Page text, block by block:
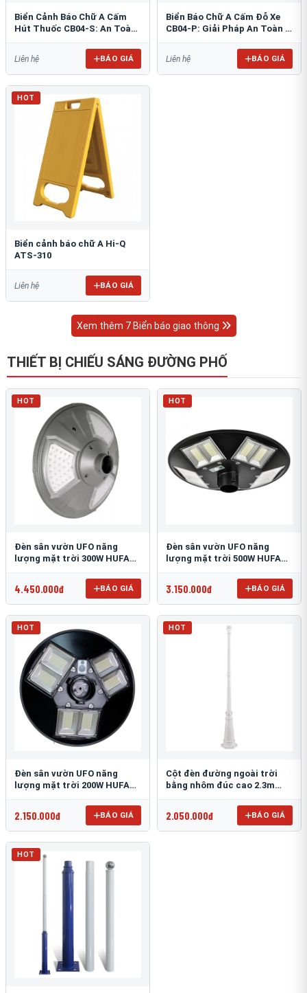
Biển Cảnh Báo Chữ A Cấm
Hút Thuốc CB04-S: An Toàn
Liên hệ BÁO GIÁ
Biển Báo Chữ A Cấm Đỗ Xe
CB04-P: Giải Pháp An Toàn &
Liên hệ BÁO GIÁ
HOT
Biển cảnh báo chữ A Hi-Q
ATS-310
Liên hệ BÁO GIÁ
Xem thêm 7 Biển báo giao thông
THIẾT BỊ CHIẾU SÁNG ĐƯỜNG PHỐ
HOT
Đèn sân vườn UFO năng
lượng mặt trời 300W HUFA
4.450.000đ BÁO GIÁ
HOT
Đèn sân vườn UFO năng
lượng mặt trời 500W HUFA
3.150.000đ BÁO GIÁ
HOT
Đèn sân vườn UFO năng
lượng mặt trời 200W HUFA
2.150.000đ BÁO GIÁ
HOT
Cột đèn đường ngoài trời
bằng nhôm đúc cao 2.3m
2.050.000đ BÁO GIÁ
HOT